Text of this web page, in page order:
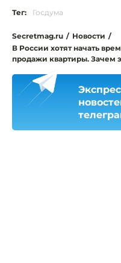
Тег: Госдума
Secretmag.ru / Новости /
В России хотят начать
продажи квартиры. Зачем